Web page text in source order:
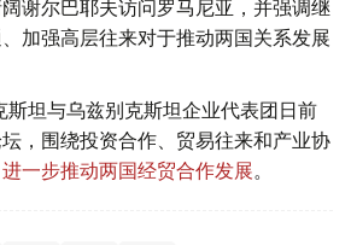
谢尔巴耶夫访问罗马尼亚，并强调继
加强高层往来对于推动两国关系发展
坦与乌兹别克斯坦企业代表团日前
，围绕投资合作、贸易往来和产业协
进一步推动两国经贸合作发展。